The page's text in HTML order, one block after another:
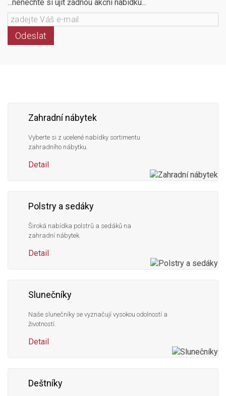
...nenechte si ujít žádnou akční nabídku...
Odeslat
Zahradní nábytek
Vyberte si z ucelené nabídky sortimentu
zahradního nábytku.
Detail
Polstry a sedáky
Široká nabídka polstrů a sedáků na
zahradní nábytek.
Detail
Slunečníky
Naše slunečníky se vyznačují vysokou odolností a
životností.
Detail
Deštníky